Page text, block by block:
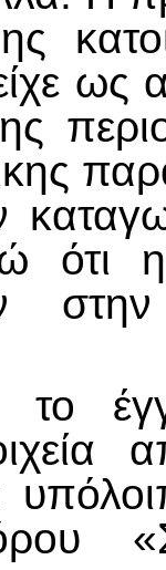
ως
ότι η